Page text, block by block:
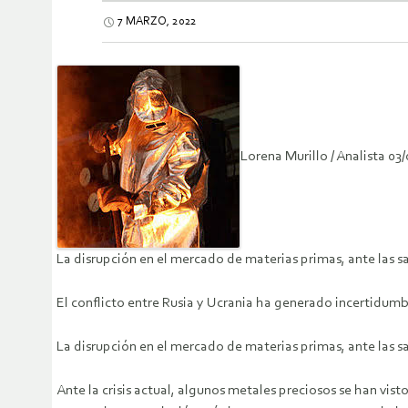
7 MARZO, 2022
Lorena Murillo / Analista 03/
La disrupción en el mercado de materias primas, ante las
El conflicto entre Rusia y Ucrania ha generado
La disrupción en el mercado de materias primas, ante las
Ante la crisis actual, algunos metales preciosos se han